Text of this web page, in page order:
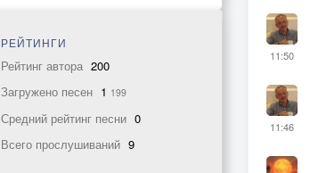
РЕЙТИНГИ
Рейтинг автора 200
Загружено песен 1 199
Средний рейтинг песни 0
Всего прослушиваний 9
11:50
11:46